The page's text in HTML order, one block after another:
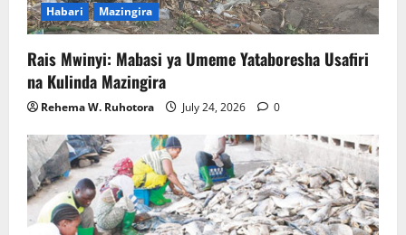
Habari Mazingira
Rais Mwinyi: Mabasi ya Umeme Yataboresha Usafiri
na Kulinda Mazingira
Rehema W. Ruhotora July 24, 2026 0